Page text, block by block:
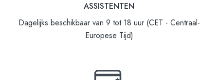
ASSISTENTEN
Dagelijks beschikbaar van 9 tot 18 uur (CET - Centraal-
Europese Tijd)